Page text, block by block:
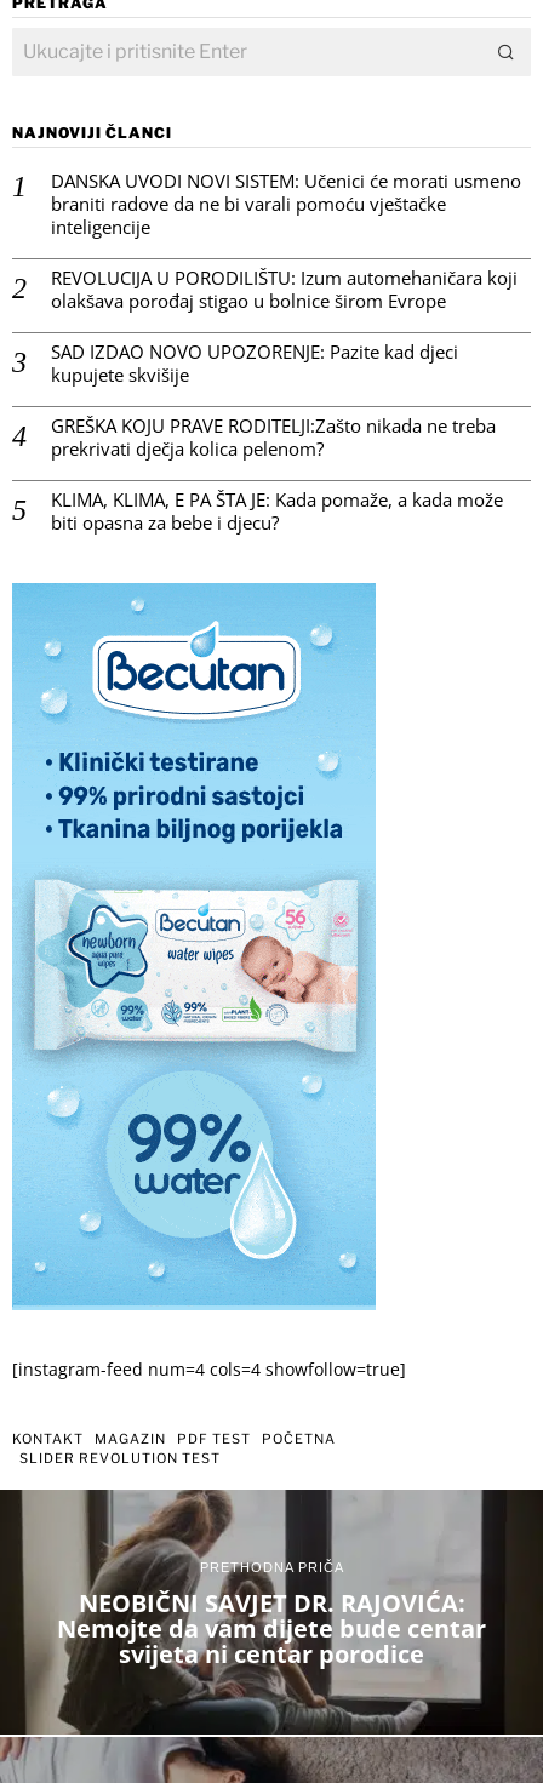
NAJNOVIJI ČLANCI
DANSKA UVODI NOVI SISTEM: Učenici će morati usmeno
braniti radove da ne bi varali pomoću vještačke
inteligencije
REVOLUCIJA U PORODILIŠTU: Izum automehaničara koji
olakšava porođaj stigao u bolnice širom Evrope
SAD IZDAO NOVO UPOZORENJE: Pazite kad djeci
kupujete skvišije
GREŠKA KOJU PRAVE RODITELJI:Zašto nikada ne treba
prekrivati dječja kolica pelenom?
KLIMA, KLIMA, E PA ŠTA JE: Kada pomaže, a kada može
biti opasna za bebe i djecu?
[instagram-feed num=4 cols=4 showfollow=true]
KONTAKT MAGAZIN PDF TEST
POČETNA
SLIDER REVOLUTION TEST
PRETHODNA PRIČA
NEOBIČNI SAVJET DR. RAJOVIĆA:
Nemojte da vam dijete bude centar
svijeta ni centar porodice